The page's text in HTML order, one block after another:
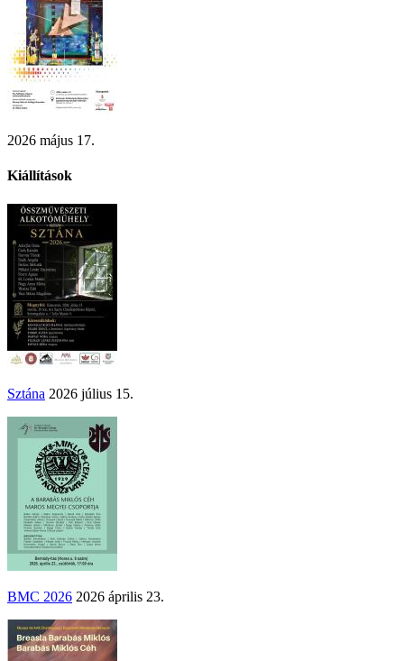
2026 május 17.
Kiállítások
Sztána 2026 július 15.
BMC 2026 2026 április 23.